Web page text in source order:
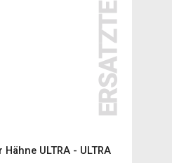
ULTRA - ULTRA